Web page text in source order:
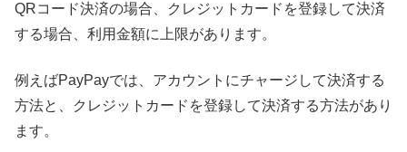
QRコード決済の場合、クレジットカードを登録して決済
する場合、利用金額に上限があります。
例えばPayPayでは、アカウントにチャージして決済する
方法と、クレジットカードを登録して決済する方法があり
ます。